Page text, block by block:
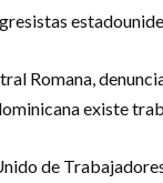
Romana,
existe
de